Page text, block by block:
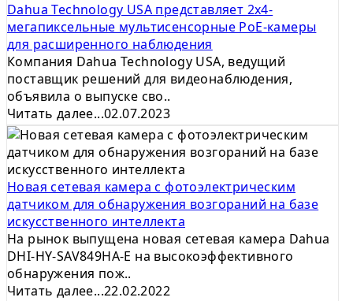
Dahua Technology USA представляет 2x4-
мегапиксельные мультисенсорные PoE-камеры
для расширенного наблюдения
Компания Dahua Technology USA, ведущий
поставщик решений для видеонаблюдения,
объявила о выпуске сво..
Читать далее...02.07.2023
Новая сетевая камера с фотоэлектрическим
датчиком для обнаружения возгораний на базе
искусственного интеллекта
На рынок выпущена новая сетевая камера Dahua
DHI-HY-SAV849HA-E на высокоэффективного
обнаружения пож..
Читать далее...22.02.2022